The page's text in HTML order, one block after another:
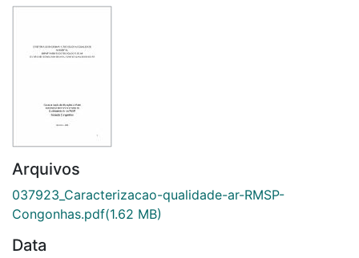
Arquivos
037923_Caracterizacao-qualidade-ar-RMSP-
Congonhas.pdf(1.62 MB)
Data